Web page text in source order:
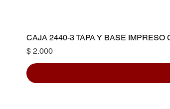
CAJA 2440-3 TAPA Y BASE IMPRESO
Precio
$ 2.000